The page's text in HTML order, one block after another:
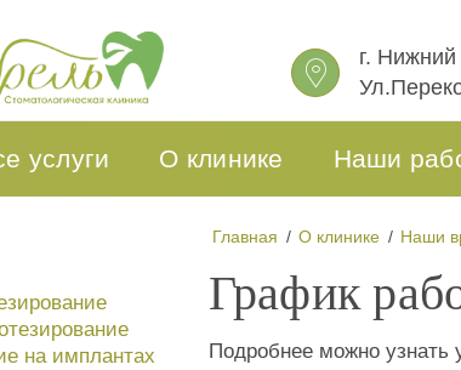
г.
услуги О клинике Наши
на имплантах
Главная О клинике Наши
График
Подробнее можно узнать